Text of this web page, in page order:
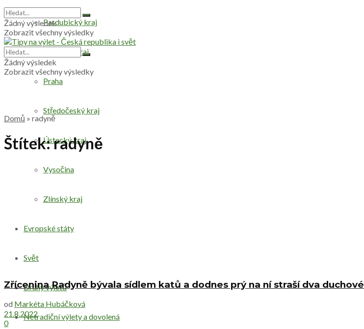
Pardubický kraj
Plzeňský kraj
Praha
Středočeský kraj
Ústecký kraj
Vysočina
Zlínský kraj
Evropské státy
Svět
Druhy výletů
Netradiční výlety a dovolená
Žádný výsledek
Zobrazit všechny výsledky
Žádný výsledek
Zobrazit všechny výsledky
Domů » radyně
Štítek:radyně
Zřícenina Radyně bývala sídlem katů a dodnes prý na ní straší dva duchové
od Markéta Hubáčková
21.8.2022
0